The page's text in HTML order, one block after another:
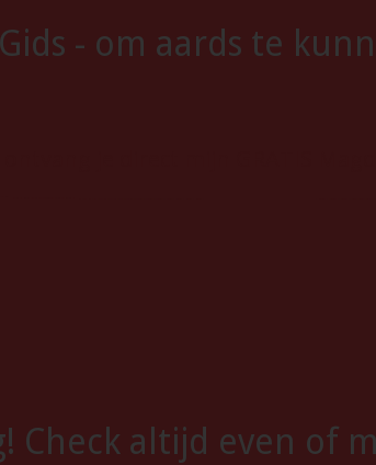
- om aards te
Check altijd even of